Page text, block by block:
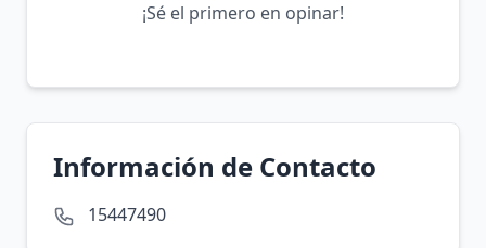
¡Sé el primero en opinar!
Información de Contacto
15447490